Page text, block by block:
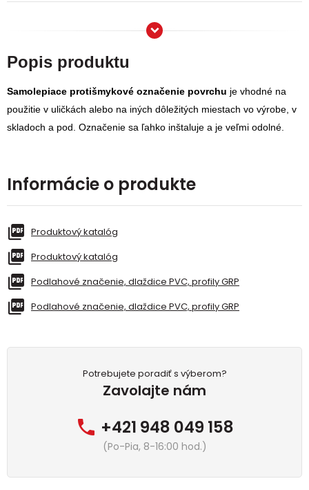
Popis produktu
Samolepiace protišmykové označenie povrchu je vhodné na
použitie v uličkách alebo na iných dôležitých miestach vo výrobe, v
skladoch a pod. Označenie sa ľahko inštaluje a je veľmi odolné.
Informácie o produkte
Produktový katalóg
Produktový katalóg
Podlahové značenie, dlaždice PVC, profily GRP
Podlahové značenie, dlaždice PVC, profily GRP
Potrebujete poradiť s výberom?
Zavolajte nám
+421 948 049 158
(Po-Pia, 8-16:00 hod.)